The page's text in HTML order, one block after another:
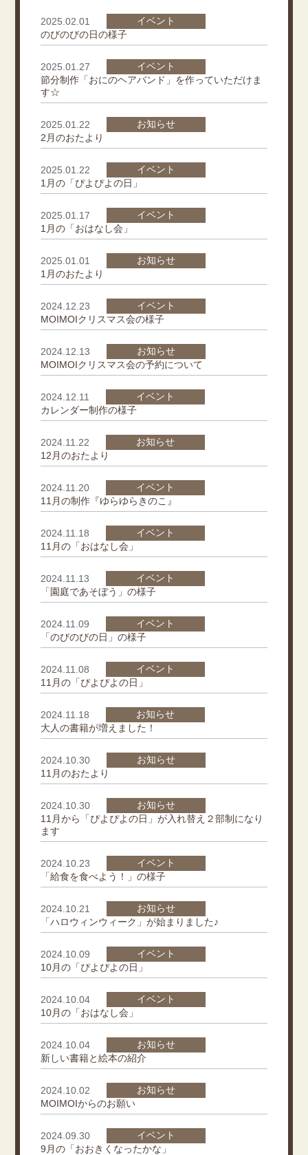
2025.02.01
イベント
のびのびの日の様子
2025.01.27
イベント
節分制作「おにのヘアバンド」を作っていただけま
す☆
2025.01.22
お知らせ
2月のおたより
2025.01.22
イベント
1月の「ぴよぴよの日」
2025.01.17
イベント
1月の「おはなし会」
2025.01.01
お知らせ
1月のおたより
2024.12.23
イベント
MOIMOIクリスマス会の様子
2024.12.13
お知らせ
MOIMOIクリスマス会の予約について
2024.12.11
イベント
カレンダー制作の様子
2024.11.22
お知らせ
12月のおたより
2024.11.20
イベント
11月の制作『ゆらゆらきのこ』
2024.11.18
イベント
11月の「おはなし会」
2024.11.13
イベント
「園庭であそぼう」の様子
2024.11.09
イベント
「のびのびの日」の様子
2024.11.08
イベント
11月の「ぴよぴよの日」
2024.11.18
お知らせ
大人の書籍が増えました！
2024.10.30
お知らせ
11月のおたより
2024.10.30
お知らせ
11月から「ぴよぴよの日」が入れ替え２部制になり
ます
2024.10.23
イベント
「給食を食べよう！」の様子
2024.10.21
お知らせ
「ハロウィンウィーク」が始まりました♪
2024.10.09
イベント
10月の「ぴよぴよの日」
2024.10.04
イベント
10月の「おはなし会」
2024.10.04
お知らせ
新しい書籍と絵本の紹介
2024.10.02
お知らせ
MOIMOIからのお願い
2024.09.30
イベント
9月の「おおきくなったかな」